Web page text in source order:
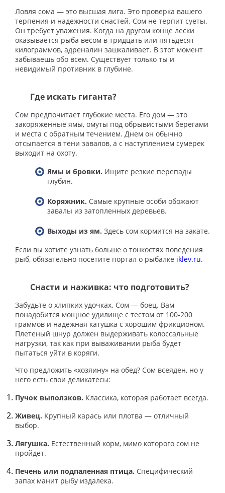
Ловля сома — это высшая лига. Это проверка вашего
терпения и надежности снастей. Сом не терпит суеты.
Он требует уважения. Когда на другом конце лески
оказывается рыба весом в тридцать или пятьдесят
килограммов, адреналин зашкаливает. В этот момент
забываешь обо всем. Существует только ты и
невидимый противник в глубине.
Где искать гиганта?
Сом предпочитает глубокие места. Его дом — это
закоряженные ямы, омуты под обрывистыми берегами
и места с обратным течением. Днем он обычно
отсыпается в тени завалов, а с наступлением сумерек
выходит на охоту.
Ямы и бровки. Ищите резкие перепады
глубин.
Коряжник. Самые крупные особи обожают
завалы из затопленных деревьев.
Выходы из ям. Здесь сом кормится на закате.
Если вы хотите узнать больше о тонкостях поведения
рыб, обязательно посетите портал о рыбалке iklev.ru.
Снасти и наживка: что подготовить?
Забудьте о хлипких удочках. Сом — боец. Вам
понадобится мощное удилище с тестом от 100-200
граммов и надежная катушка с хорошим фрикционом.
Плетеный шнур должен выдерживать колоссальные
нагрузки, так как при вываживании рыба будет
пытаться уйти в коряги.
Что предложить «хозяину» на обед? Сом всеяден, но у
него есть свои деликатесы:
Пучок выползков. Классика, которая работает всегда.
Живец. Крупный карась или плотва — отличный
выбор.
Лягушка. Естественный корм, мимо которого сом не
пройдет.
Печень или подпаленная птица. Специфический
запах манит рыбу издалека.